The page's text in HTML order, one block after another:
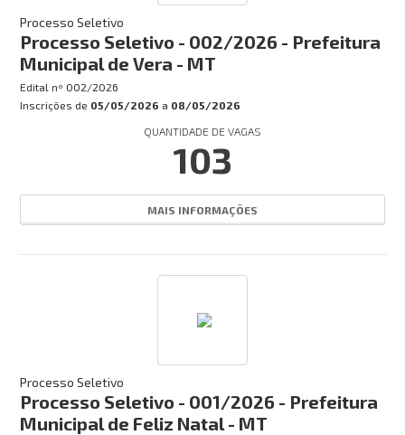
Processo Seletivo
Processo Seletivo - 002/2026 - Prefeitura
Municipal de Vera - MT
Edital nº 002/2026
Inscrições de 05/05/2026 a 08/05/2026
QUANTIDADE DE VAGAS
103
MAIS INFORMAÇÕES
Processo Seletivo
Processo Seletivo - 001/2026 - Prefeitura
Municipal de Feliz Natal - MT